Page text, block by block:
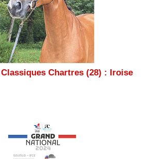
Chartres (28) : Iroise